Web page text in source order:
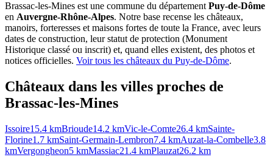
Brassac-les-Mines est une commune du départementPuy-de-Dôme
en Auvergne-Rhône-Alpes. Notre base recense les châteaux,
manoirs, forteresses et maisons fortes de toute la France, avec leurs
dates de construction, leur statut de protection (Monument
Historique classé ou inscrit) et, quand elles existent, des photos et
notices officielles. Voir tous les châteaux du Puy-de-Dôme.
Châteaux dans les villes proches de
Brassac-les-Mines
Issoire15.4 kmBrioude14.2 kmVic-le-Comte26.4 kmSainte-
Florine1.7 kmSaint-Germain-Lembron7.4 kmAuzat-la-Combelle3.8
kmVergongheon5 kmMassiac21.4 kmPlauzat26.2 km